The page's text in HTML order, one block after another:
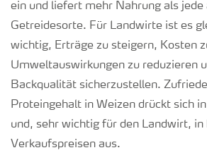
Medien
ein und liefert mehr Nahrung als jede
Getreidesorte. Für Landwirte ist es
wichtig, Erträge zu steigern, Kosten
Umweltauswirkungen zu reduzieren
Backqualität sicherzustellen.
Proteingehalt in Weizen drückt sich
und, sehr wichtig für den Landwirt, in
Verkaufspreisen aus.